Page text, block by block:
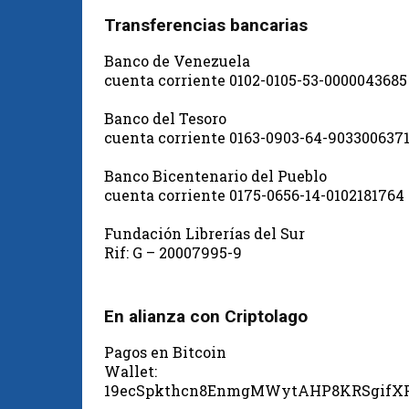
Transferencias bancarias
Banco de Venezuela
cuenta corriente 0102-0105-53-0000043685
Banco del Tesoro
cuenta corriente 0163-0903-64-9033006371
Banco Bicentenario del Pueblo
cuenta corriente 0175-0656-14-0102181764
Fundación Librerías del Sur
Rif: G – 20007995-9
En alianza con Criptolago
Pagos en Bitcoin
Wallet: